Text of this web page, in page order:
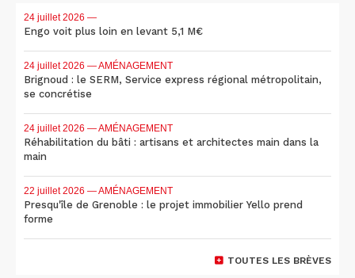
24 juillet 2026 —
Engo voit plus loin en levant 5,1 M€
24 juillet 2026 — AMÉNAGEMENT
Brignoud : le SERM, Service express régional métropolitain,
se concrétise
24 juillet 2026 — AMÉNAGEMENT
Réhabilitation du bâti : artisans et architectes main dans la
main
22 juillet 2026 — AMÉNAGEMENT
Presqu'île de Grenoble : le projet immobilier Yello prend
forme
TOUTES LES BRÈVES